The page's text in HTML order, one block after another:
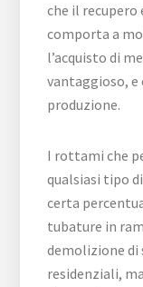
che il
comporta a
l’acquisto di
vantaggioso, e
produzione.
I rottami che
qualsiasi tipo
certa
tubature in
demolizione
residenziali,